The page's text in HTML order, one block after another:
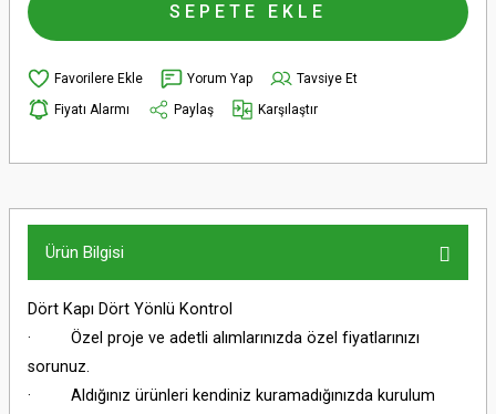
SEPETE EKLE
Yorum Yap
Tavsiye Et
Fiyatı Alarmı
Paylaş Karşılaştır
Ürün Bilgisi
Dört Kapı Dört Yönlü Kontrol
· Özel proje ve adetli alımlarınızda özel fiyatlarınızı
sorunuz.
· Aldığınız ürünleri kendiniz kuramadığınızda kurulum